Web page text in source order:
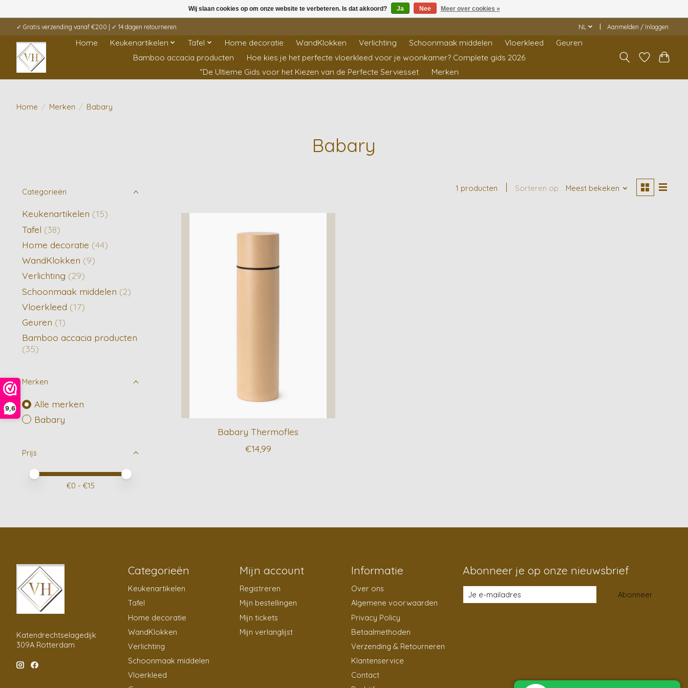
9,6
✓ Gratis verzending vanaf €200 | ✓ 14 dagen retourneren NL Aanmelden / Inloggen
Home Keukenartikelen Tafel Home decoratie WandKlokken Verlichting Schoonmaak middelen Vloerkleed
Geuren
Bamboo accacia producten
Hoe kies je het perfecte vloerkleed voor je woonkamer? Complete gids 2026
“De Ultieme Gids voor het Kiezen van de Perfecte Serviesset
Merken
Home / Merken / Babary
Babary
Categorieën
Keukenartikelen (15)
Tafel (38)
Home decoratie (44)
WandKlokken (9)
Verlichting (29)
Schoonmaak middelen (2)
Vloerkleed (17)
Geuren (1)
Bamboo accacia producten
(35)
Merken
Alle merken
Babary
Prijs
Minimale prijswaarde
Price maximum value
€0 - €15
1 producten Sorteren op Meest bekeken
Babary Thermofles
€14,99
Katendrechtselagedijk
309A Rotterdam
Categorieën
Keukenartikelen
Tafel
Home decoratie
WandKlokken
Verlichting
Schoonmaak middelen
Vloerkleed
Mijn account
Registreren
Mijn bestellingen
Mijn tickets
Mijn verlanglijst
Informatie
Over ons
Algemene voorwaarden
Privacy Policy
Betaalmethoden
Verzending & Retourneren
Klantenservice
Contact
Abonneer je op onze nieuwsbrief
Abonneer
Wij slaan cookies op om onze website te verbeteren. Is dat akkoord? Ja Nee Meer over cookies »